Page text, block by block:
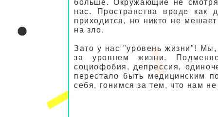
больше. Окружающие не
нас. Пространства вроде
приходится, но никто не
на зло.
Зато у нас "уровень жизни"! Мы,
за уровнем жизни.
социофобия, депрессия,
перестало быть медицинским
себя, гонимся за тем, что нам